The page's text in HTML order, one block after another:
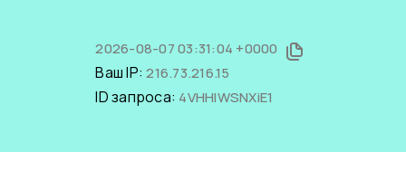
2026-08-07 03:31:04 +0000
Ваш IP:216.73.216.15
ID запроса: 4VHHIWSNXiE1